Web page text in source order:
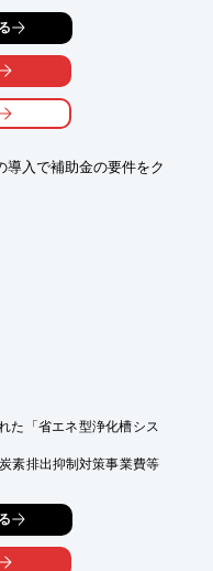
利用可能で、レイアウト
長が備わっております。
導入で補助金の要件をク
た「省エネ型浄化槽シス
素排出抑制対策事業費等
注目ポイントや変更点を